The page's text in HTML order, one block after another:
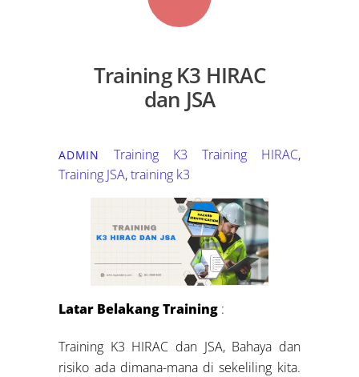
Training K3 HIRAC
dan JSA
ADMIN Training K3 Training HIRAC,
Training JSA,training k3
Latar Belakang Training :
Training K3 HIRAC dan JSA, Bahaya dan
risiko ada dimana-mana di sekeliling kita.